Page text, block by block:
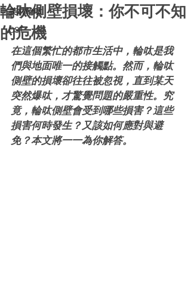
美林輪呔
CST
輪呔側壁損壞：你不可不知
的危機
在這個繁忙的都市生活中，輪呔是我
們與地面唯一的接觸點。然而，輪呔
側壁的損壞卻往往被忽視，直到某天
突然爆呔，才驚覺問題的嚴重性。究
竟，輪呔側壁會受到哪些損害？這些
損害何時發生？又該如何應對與避
免？本文將一一為你解答。